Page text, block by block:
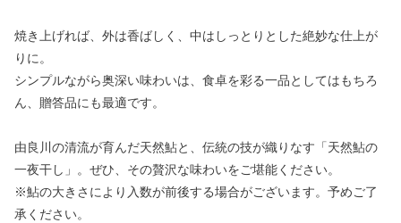
焼き上げれば、外は香ばしく、中はしっとりとした絶妙な仕上が
りに。
シンプルながら奥深い味わいは、食卓を彩る一品としてはもちろ
ん、贈答品にも最適です。
由良川の清流が育んだ天然鮎と、伝統の技が織りなす「天然鮎の
一夜干し」。ぜひ、その贅沢な味わいをご堪能ください。
※鮎の大きさにより入数が前後する場合がございます。予めご了
承ください。